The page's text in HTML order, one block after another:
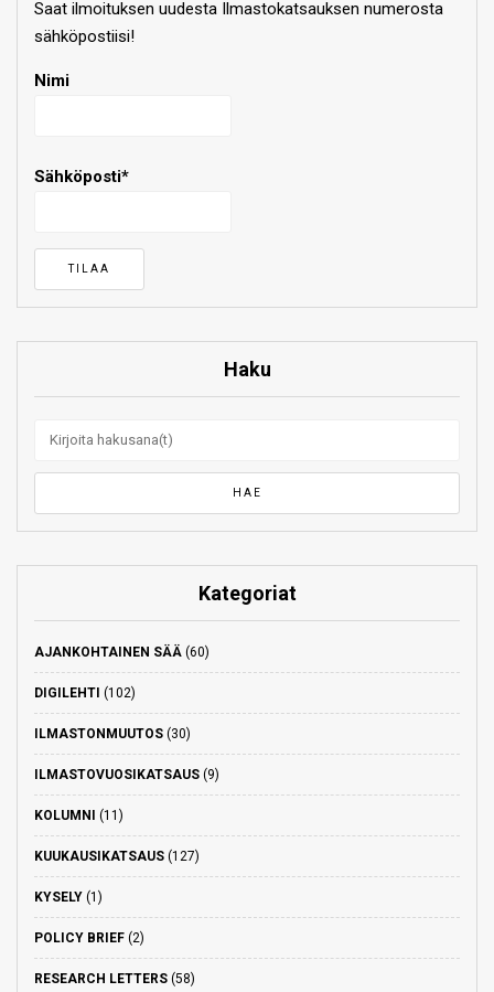
Saat ilmoituksen uudesta Ilmastokatsauksen numerosta
sähköpostiisi!
Nimi
Sähköposti*
Haku
Kategoriat
AJANKOHTAINEN SÄÄ (60)
DIGILEHTI (102)
ILMASTONMUUTOS (30)
ILMASTOVUOSIKATSAUS (9)
KOLUMNI (11)
KUUKAUSIKATSAUS (127)
KYSELY (1)
POLICY BRIEF (2)
RESEARCH LETTERS (58)